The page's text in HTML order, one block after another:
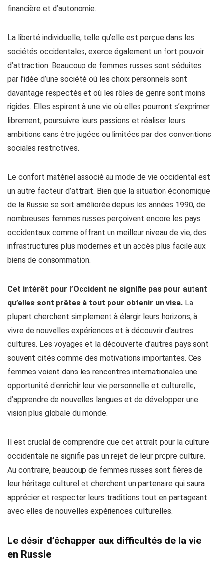
financière et d’autonomie.
La liberté individuelle, telle qu’elle est perçue dans les
sociétés occidentales, exerce également un fort pouvoir
d’attraction. Beaucoup de femmes russes sont séduites
par l’idée d’une société où les choix personnels sont
davantage respectés et où les rôles de genre sont moins
rigides. Elles aspirent à une vie où elles pourront s’exprimer
librement, poursuivre leurs passions et réaliser leurs
ambitions sans être jugées ou limitées par des conventions
sociales restrictives.
Le confort matériel associé au mode de vie occidental est
un autre facteur d’attrait. Bien que la situation économique
de la Russie se soit améliorée depuis les années 1990, de
nombreuses femmes russes perçoivent encore les pays
occidentaux comme offrant un meilleur niveau de vie, des
infrastructures plus modernes et un accès plus facile aux
biens de consommation.
Cet intérêt pour l’Occident ne signifie pas pour autant
qu’elles sont prêtes à tout pour obtenir un visa. La
plupart cherchent simplement à élargir leurs horizons, à
vivre de nouvelles expériences et à découvrir d’autres
cultures. Les voyages et la découverte d’autres pays sont
souvent cités comme des motivations importantes. Ces
femmes voient dans les rencontres internationales une
opportunité d’enrichir leur vie personnelle et culturelle,
d’apprendre de nouvelles langues et de développer une
vision plus globale du monde.
Il est crucial de comprendre que cet attrait pour la culture
occidentale ne signifie pas un rejet de leur propre culture.
Au contraire, beaucoup de femmes russes sont fières de
leur héritage culturel et cherchent un partenaire qui saura
apprécier et respecter leurs traditions tout en partageant
avec elles de nouvelles expériences culturelles.
Le désir d’échapper aux difficultés de la vie
en Russie